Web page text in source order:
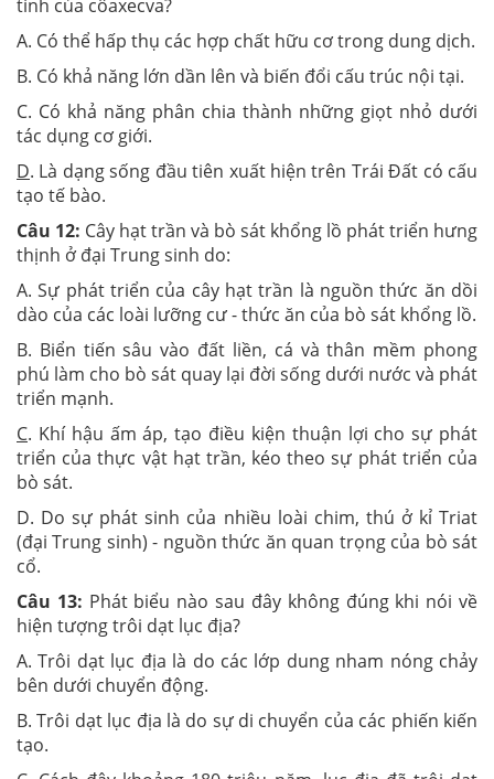
tính của côaxecva?
A. Có thể hấp thụ các hợp chất hữu cơ trong dung dịch.
B. Có khả năng lớn dần lên và biến đổi cấu trúc nội tại.
C. Có khả năng phân chia thành những giọt nhỏ dưới
tác dụng cơ giới.
D. Là dạng sống đầu tiên xuất hiện trên Trái Đất có cấu
tạo tế bào.
Câu 12: Cây hạt trần và bò sát khổng lồ phát triển hưng
thịnh ở đại Trung sinh do:
A. Sự phát triển của cây hạt trần là nguồn thức ăn dồi
dào của các loài lưỡng cư - thức ăn của bò sát khổng lồ.
B. Biển tiến sâu vào đất liền, cá và thân mềm phong
phú làm cho bò sát quay lại đời sống dưới nước và phát
triển mạnh.
C. Khí hậu ấm áp, tạo điều kiện thuận lợi cho sự phát
triển của thực vật hạt trần, kéo theo sự phát triển của
bò sát.
D. Do sự phát sinh của nhiều loài chim, thú ở kỉ Triat
(đại Trung sinh) - nguồn thức ăn quan trọng của bò sát
cổ.
Câu 13: Phát biểu nào sau đây không đúng khi nói về
hiện tượng trôi dạt lục địa?
A. Trôi dạt lục địa là do các lớp dung nham nóng chảy
bên dưới chuyển động.
B. Trôi dạt lục địa là do sự di chuyển của các phiến kiến
tạo.